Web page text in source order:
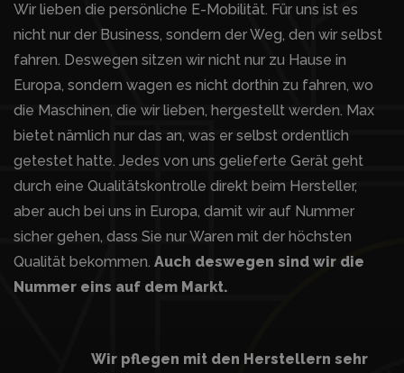
Wir lieben die persönliche E-Mobilität. Für uns ist es
nicht nur der Business, sondern der Weg, den wir selbst
fahren. Deswegen sitzen wir nicht nur zu Hause in
Europa, sondern wagen es nicht dorthin zu fahren, wo
die Maschinen, die wir lieben, hergestellt werden. Max
bietet nämlich nur das an, was er selbst ordentlich
getestet hatte. Jedes von uns gelieferte Gerät geht
durch eine Qualitätskontrolle direkt beim Hersteller,
aber auch bei uns in Europa, damit wir auf Nummer
sicher gehen, dass Sie nur Waren mit der höchsten
Qualität bekommen. Auch deswegen sind wir die
Nummer eins auf dem Markt.
Wir pflegen mit den Herstellern sehr